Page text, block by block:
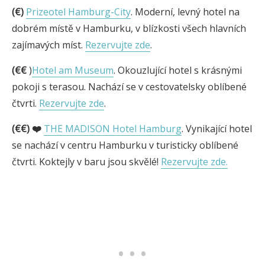
(€) Prizeotel Hamburg-City. Moderní, levný hotel na
dobrém místě v Hamburku, v blízkosti všech hlavních
zajímavých míst. Rezervujte zde.
(€€)Hotel am Museum. Okouzlující hotel s krásnými
pokoji s terasou. Nachází se v cestovatelsky oblíbené
čtvrti. Rezervujte zde.
(€€) ❤️ THE MADISON Hotel Hamburg. Vynikající hotel
se nachází v centru Hamburku v turisticky oblíbené
čtvrti. Koktejly v baru jsou skvělé! Rezervujte zde.